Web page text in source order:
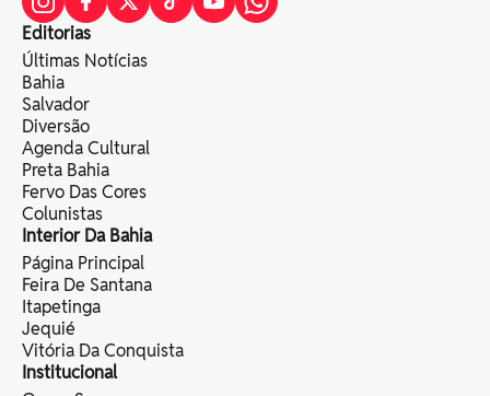
Editorias
Últimas Notícias
Bahia
Salvador
Diversão
Agenda Cultural
Preta Bahia
Fervo Das Cores
Colunistas
Interior Da Bahia
Página Principal
Feira De Santana
Itapetinga
Jequié
Vitória Da Conquista
Institucional